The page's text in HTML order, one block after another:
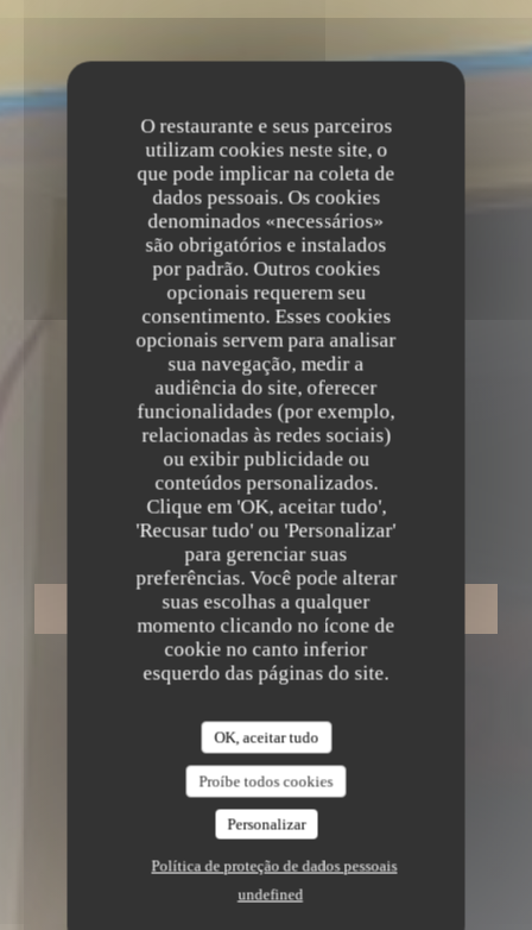
O restaurante e seus parceiros
utilizam cookies neste site, o
que pode implicar na coleta de
dados pessoais. Os cookies
denominados «necessários»
são obrigatórios e instalados
por padrão. Outros cookies
opcionais requerem seu
consentimento. Esses cookies
opcionais servem para analisar
sua navegação, medir a
audiência do site, oferecer
funcionalidades (por exemplo,
relacionadas às redes sociais)
ou exibir publicidade ou
conteúdos personalizados.
Clique em 'OK, aceitar tudo',
'Recusar tudo' ou 'Personalizar'
para gerenciar suas
preferências. Você pode alterar
suas escolhas a qualquer
momento clicando no ícone de
cookie no canto inferior
esquerdo das páginas do site.
OK, aceitar tudo
Proíbe todos cookies
Personalizar
Política de proteção de dados pessoais
undefined
LYON
La Table de Max
RESERVAR UMA MESA
LA TABLE DE MAX